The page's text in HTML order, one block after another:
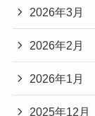
2026年3月
2026年2月
2026年1月
2025年12月